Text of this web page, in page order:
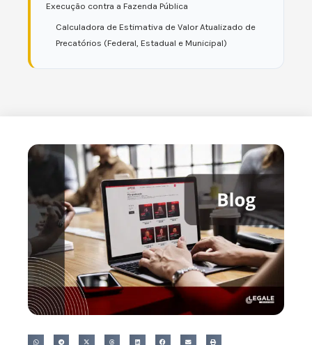
Execução contra a Fazenda Pública
Calculadora de Estimativa de Valor Atualizado de
Precatórios (Federal, Estadual e Municipal)